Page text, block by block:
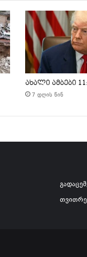
ახალი ამბები
7 დღის წინ